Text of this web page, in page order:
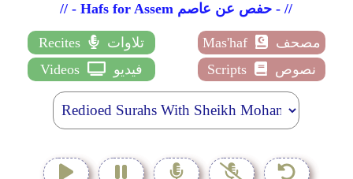
// - Hafs for Assem حفص عن عاصم - //
Recites تلاوات Mas'haf
مصحف
Videos
فيديو Scripts نصوص